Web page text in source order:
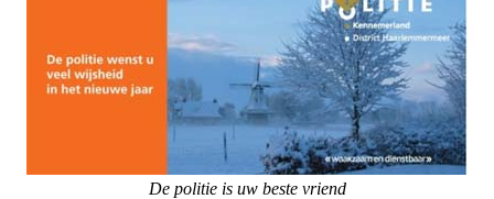
De politie is uw beste vriend